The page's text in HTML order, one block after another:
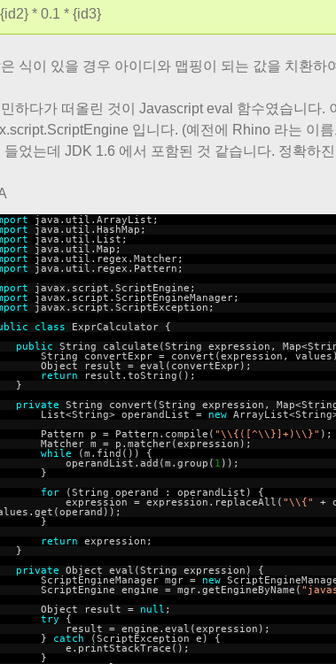
* 0.1 * {id3}
식이 있을 경우 아이디와 맵핑이 되는 값을 치환하
하다가 떠올린 것이 Javascript eval 함수였습니다.
입니다. (예전에 Rhino 라는 이
들었는데 JDK 1.6 에서 포함된 것 같습니다. 정확하
java.util.ArrayList;
java.util.HashMap;
java.util.List;
java.util.Map;
java.util.regex.Matcher;
java.util.regex.Pattern;
javax.script.ScriptEngine;
javax.script.ScriptEngineManager;
javax.script.ScriptException;
class
ExprCalculator {
public
String calculate(String expression,
String convertExpr = convert(expression,
Object result = eval(convertExpr);
return
result.toString();
}
private
String convert(String expression,
List<String> operandList = new
Pattern p = Pattern.compile( "\\{([^\\}]+)\\}" );
Matcher m = p.matcher(expression);
while
(m.find()) {
operandList.add(m.group( 1 ));
}
for
(String operand : operandList) {
expression = expression.replaceAll( "\\{" +
}
return
expression;
}
private
Object eval(String expression) {
ScriptEngineManager mgr = new
ScriptEngine engine = mgr.getEngineByName(
Object result = null ;
try
{
result = engine.eval(expression);
} catch
(ScriptException e) {
e.printStackTrace();
}